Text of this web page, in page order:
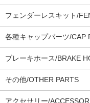
フェンダーレスキット/
各種キャップパーツ/CAP
ブレーキホース/BRAKE
その他/OTHER PARTS
アクセサリー/